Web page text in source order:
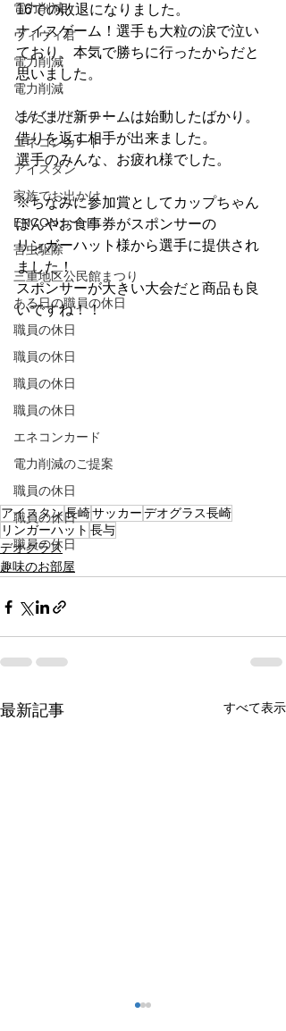
電力削減
ヴィヴィ君
電力削減
電力削減
どんぐりトトロ！
エネコンカード
アイスタン
家族でお出かけ
ENCONカード
害虫駆除
三重地区公民館まつり
ある日の職員の休日
職員の休日
職員の休日
職員の休日
職員の休日
エネコンカード
電力削減のご提案
職員の休日
職員の休日
職員の休日
16での敗退になりました。
ナイスゲーム！選手も大粒の涙で泣い
ており、本気で勝ちに行ったからだと
思いました。
まだまだ新チームは始動したばかり。
借りを返す相手が出来ました。
選手のみんな、お疲れ様でした。
※ちなみに参加賞としてカップちゃん
ぽんやお食事券がスポンサーの
リンガーハット様から選手に提供され
ました！
スポンサーが大きい大会だと商品も良
いですね！！
アイスタン 長崎サッカー デオグラス長崎
リンガーハット 長与
デオグラス
趣味のお部屋
最新記事 すべて表示